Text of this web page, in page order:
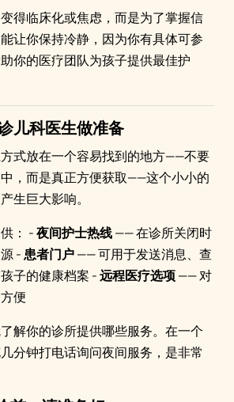
得临床化或焦虑，而是为了掌握信
让你保持冷静，因为你有具体可参
你的医疗团队为孩子提供最佳护
儿科医生做准备
式放在一个容易找到的地方——不要
，而是真正方便获取——这个小小的
生巨大影响。
： -夜间护士热线—— 在诊所关闭时
-患者门户—— 可用于发送消息、查
子的健康档案 -远程医疗选项—— 对
便
解你的诊所提供哪些服务。在一个
分钟打电话询问夜间服务，是非常